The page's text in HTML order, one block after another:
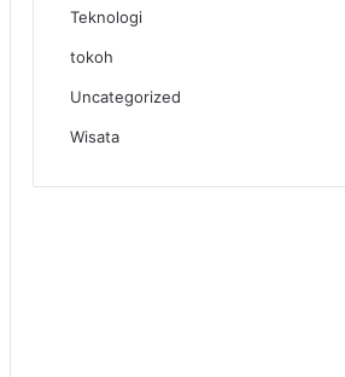
Teknologi
tokoh
Uncategorized
Wisata